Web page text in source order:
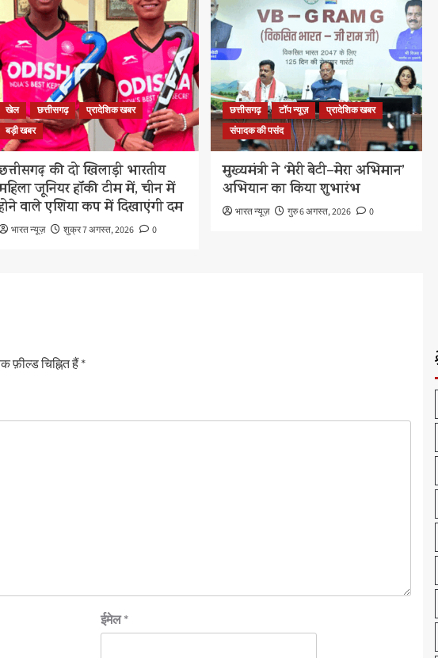
खेल छत्तीसगढ़
प्रादेशिक खबर
बड़ी खबर
की दो खिलाड़ी भारतीय
जूनियर हॉकी टीम में, चीन में
वाले एशिया कप में दिखाएंगी दम
भारत न्यूज़ शुक्र 7 अगस्त, 2026 0
छत्तीसगढ़ टॉप न्यूज़
प्रादेशिक खबर
संपादक की पसंद
मुख्यमंत्री ने ‘मेरी बेटी–मेरा अभिमान’
अभियान का किया शुभारंभ
भारत न्यूज़ गुरु 6 अगस्त, 2026 0
फ़ील्ड चिह्नित हैं*
ईमेल*